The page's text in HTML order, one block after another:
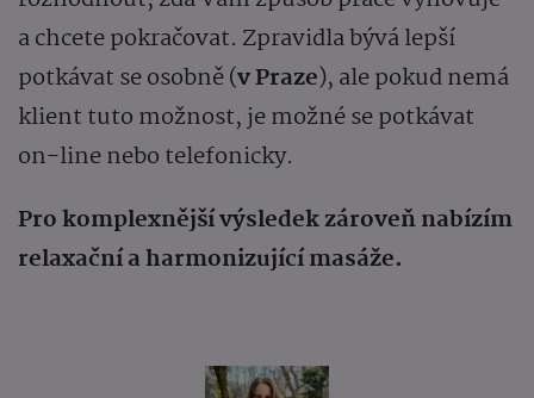
a chcete pokračovat. Zpravidla bývá lepší
potkávat se osobně (v Praze), ale pokud nemá
klient tuto možnost, je možné se potkávat
on-line nebo telefonicky.
Pro komplexnější výsledek zároveň nabízím
relaxační a harmonizující masáže.